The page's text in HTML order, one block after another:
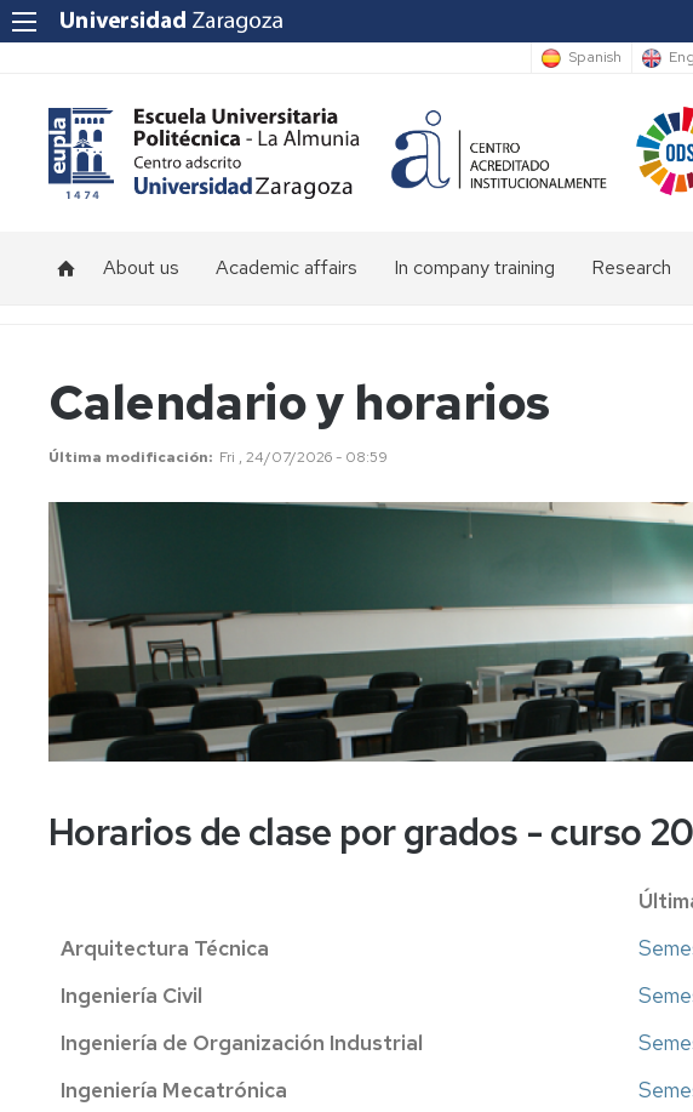
Spanish
About us
Faculty
Location
fees
Academic affairs In company training Research
Calendario y horarios
Última modificación Fri , 24/07/2026 - 08:59
Horarios de clase por grados - curso
Arquitectura Técnica
Ingeniería Civil
Ingeniería de Organización Industrial
Ingeniería Mecatrónica